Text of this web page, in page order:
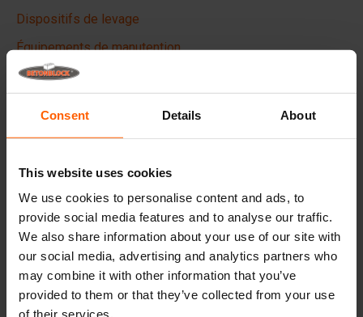
Consent Details About
This website uses cookies
We use cookies to personalise content and ads, to
provide social media features and to analyse our traffic.
We also share information about your use of our site with
our social media, advertising and analytics partners who
may combine it with other information that you’ve
provided to them or that they’ve collected from your use
of their services.
Dispositifs de levage
Équipements de manutention
FAQ
Détails
Le matrice de moules Betonblock, conçu pour rehausser
crée une apparence phénoménale et donc une valeur
ajoutée plus élevée à vos blocs.
Fabriqués en plastique ABS de haute qualité, ces
revêtements peuvent être utilisés plusieurs fois. Placez
le revêtement dans votre moule en acier Betonblock avant
de couler et donnez à votre bloc de béton l'aspect
souhaité.